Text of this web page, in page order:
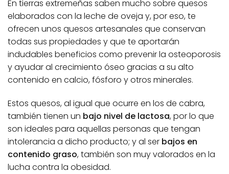
En tierras extremeñas saben mucho sobre quesos
elaborados con la leche de oveja y, por eso, te
ofrecen unos quesos artesanales que conservan
todas sus propiedades y que te aportarán
indudables beneficios como prevenir la osteoporosis
y ayudar al crecimiento óseo gracias a su alto
contenido en calcio, fósforo y otros minerales.
Estos quesos, al igual que ocurre en los de cabra,
también tienen un bajo nivel de lactosa, por lo que
son ideales para aquellas personas que tengan
intolerancia a dicho producto; y al ser bajos en
contenido graso, también son muy valorados en la
lucha contra la obesidad.